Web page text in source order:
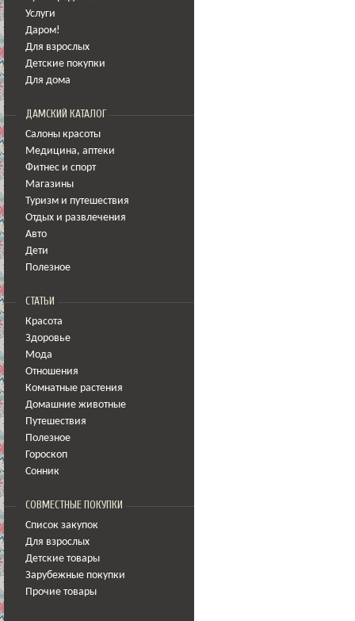
Услуги
Даром!
Для взрослых
Детские покупки
Для дома
ДАМСКИЙ КАТАЛОГ
Салоны красоты
Медицина, аптеки
Фитнес и спорт
Магазины
Туризм и путешествия
Отдых и развлечения
Авто
Дети
Полезное
СТАТЬИ
Красота
Здоровье
Мода
Отношения
Комнатные растения
Домашние животные
Путешествия
Полезное
Гороскоп
Сонник
СОВМЕСТНЫЕ ПОКУПКИ
Список закупок
Для взрослых
Детские товары
Зарубежные покупки
Прочие товары